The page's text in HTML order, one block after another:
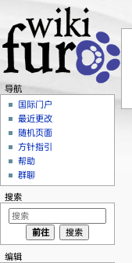
导航
国际门户
最近更改
随机页面
方针指引
帮助
群聊
搜索
编辑